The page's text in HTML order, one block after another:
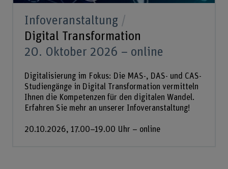
Infoveranstaltung
Digital Transformation
20. Oktober 2026 – online
Digitalisierung im Fokus: Die MAS-, DAS- und CAS-
Studiengänge in Digital Transformation vermitteln
Ihnen die Kompetenzen für den digitalen Wandel.
Erfahren Sie mehr an unserer Infoveranstaltung!
20.10.2026, 17.00–19.00 Uhr – online